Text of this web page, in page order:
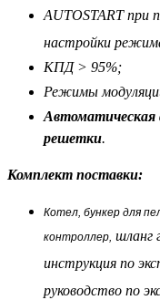
AUTOSTART при
настройки
КПД > 95%;
Режимы
Автоматическая
решетки.
Комплект поставки:
Котел, бункер для
контроллер, шланг
инструкция по
руководство по